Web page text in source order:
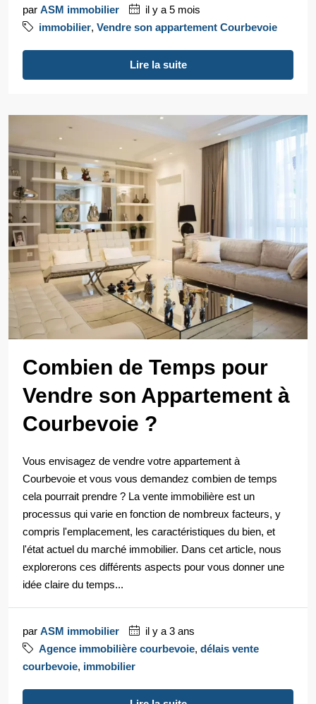
par ASM immobilier
il y a 5 mois
immobilier, Vendre son appartement Courbevoie
Lire la suite
Combien de Temps pour
Vendre son Appartement à
Courbevoie ?
Vous envisagez de vendre votre appartement à
Courbevoie et vous vous demandez combien de temps
cela pourrait prendre ? La vente immobilière est un
processus qui varie en fonction de nombreux facteurs, y
compris l'emplacement, les caractéristiques du bien, et
l'état actuel du marché immobilier. Dans cet article, nous
explorerons ces différents aspects pour vous donner une
idée claire du temps...
par ASM immobilier
il y a 3 ans
Agence immobilière courbevoie, délais vente
courbevoie, immobilier